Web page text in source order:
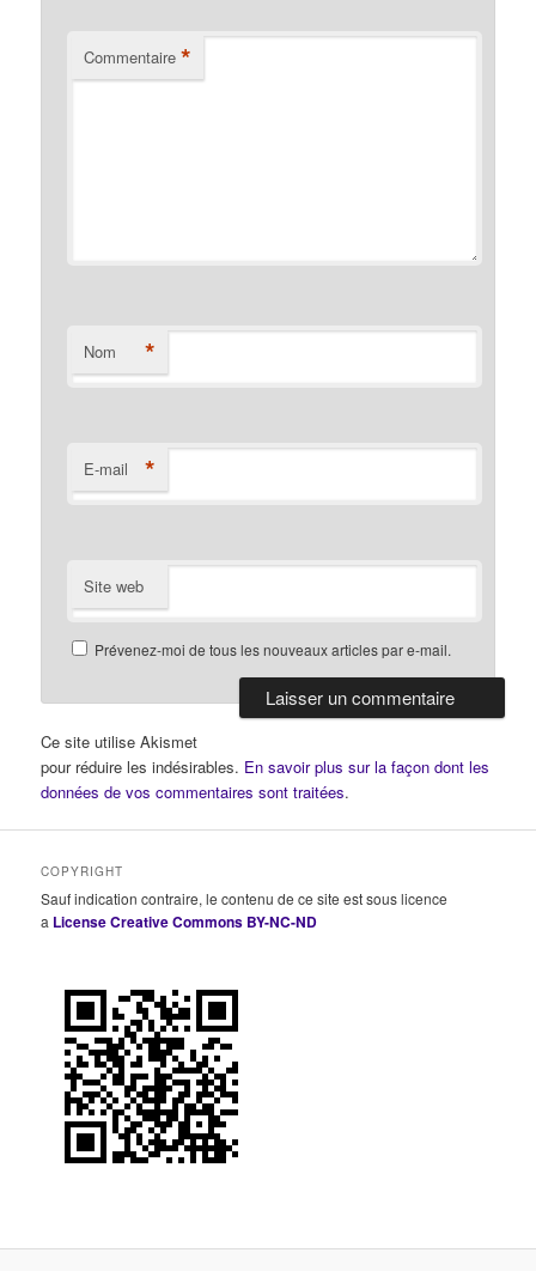
Commentaire *
Nom *
E-mail *
Site web
Prévenez-moi de tous les nouveaux articles par e-mail.
Ce site utilise Akismet
pour réduire les indésirables. En savoir plus sur la façon dont les
données de vos commentaires sont traitées.
COPYRIGHT
Sauf indication contraire, le contenu de ce site est sous licence
a License Creative Commons BY-NC-ND